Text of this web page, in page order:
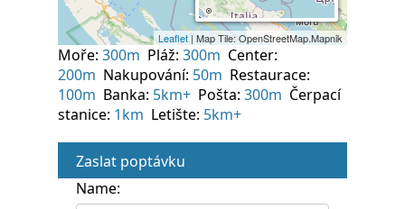
Moře: 300m Pláž: 300m Center:
200m Nakupování: 50m Restaurace:
100m Banka: 5km+ Pošta: 300m Čerpací
stanice: 1km Letište: 5km+
Zaslat poptávku
Name: